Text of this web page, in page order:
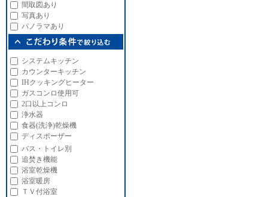
間取図あり
写真あり
パノラマあり
システムキッチン
カウンターキッチン
IHクッキングヒーター
ガスコンロ使用可
2口以上コンロ
浄水器
食器(洗浄)乾燥機
ディスポーザー
バス・トイレ別
追焚き機能
浴室乾燥機
浴室暖房
ＴＶ付浴室